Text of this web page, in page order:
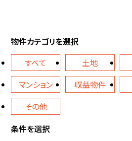
物件カテゴリを選択
すべて
土地
マンション
収益物件
その他
条件を選択